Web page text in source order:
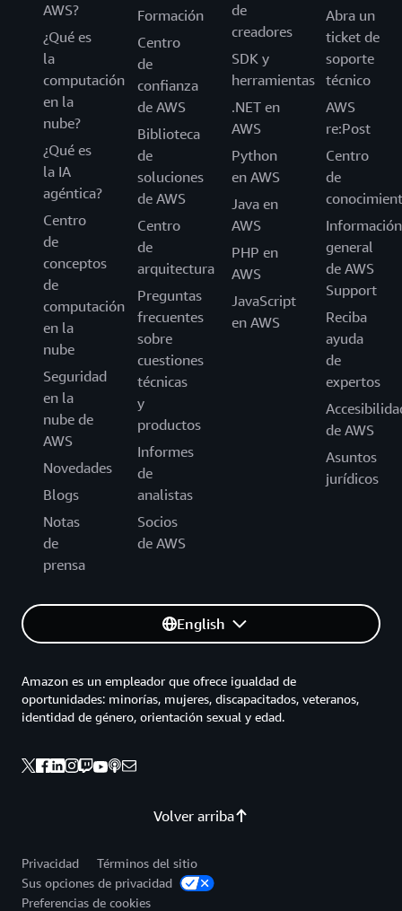
AWS?
¿Qué es
la
computación
en la
nube?
¿Qué es
la IA
agéntica?
Centro
de
conceptos
de
computación
en la
nube
Seguridad
en la
nube de
AWS
Novedades
Blogs
Notas
de
prensa
Formación
Centro
de
confianza
de AWS
Biblioteca
de
soluciones
de AWS
Centro
de
arquitectura
Preguntas
frecuentes
sobre
cuestiones
técnicas
y
productos
Informes
de
analistas
Socios
de AWS
de
creadores
SDK y
herramientas
.NET en
AWS
Python
en AWS
Java en
AWS
PHP en
AWS
JavaScript
en AWS
Abra un
ticket de
soporte
técnico
AWS
re:Post
Centro
de
Información
general
de AWS
Support
Reciba
ayuda
de
expertos
de AWS
Asuntos
jurídicos
English
Volver arriba
Amazon es un empleador que ofrece igualdad de
oportunidades: minorías, mujeres, discapacitados, veteranos,
identidad de género, orientación sexual y edad.
Privacidad
Términos del sitio
Sus opciones de privacidad
Preferencias de cookies